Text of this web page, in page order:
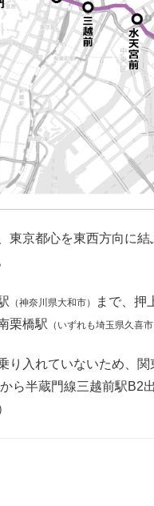
京都心を東西方向に結
（神奈川県大和市）
まで、押
栗橋駅 （いずれも埼玉県久喜市
入れていないため、
ら半蔵門線三越前駅B2